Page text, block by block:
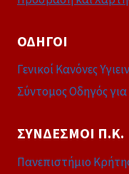
ΟΔΗΓΟΊ
Γενικοί Κανόνες
Σύντομος Οδηγός
ΣΎΝΔΕΣΜΟΙ Π.Κ.
Πανεπιστήμιο